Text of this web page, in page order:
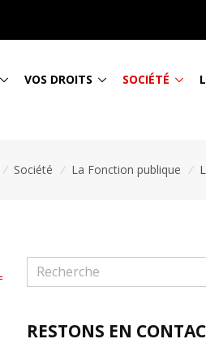
VOS DROITS SOCIÉTÉ
/ Société / La Fonction publique /
RESTONS EN